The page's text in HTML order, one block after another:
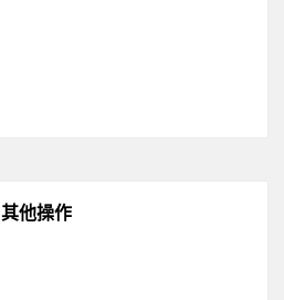
其他操作